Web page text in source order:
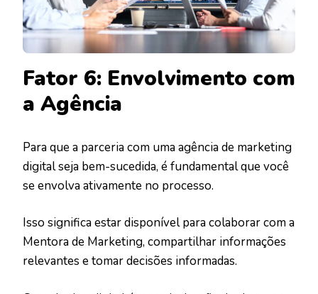
Fator 6: Envolvimento com
a Agência
Para que a parceria com uma agência de marketing
digital seja bem-sucedida, é fundamental que você
se envolva ativamente no processo.
Isso significa estar disponível para colaborar com a
Mentora de Marketing, compartilhar informações
relevantes e tomar decisões informadas.